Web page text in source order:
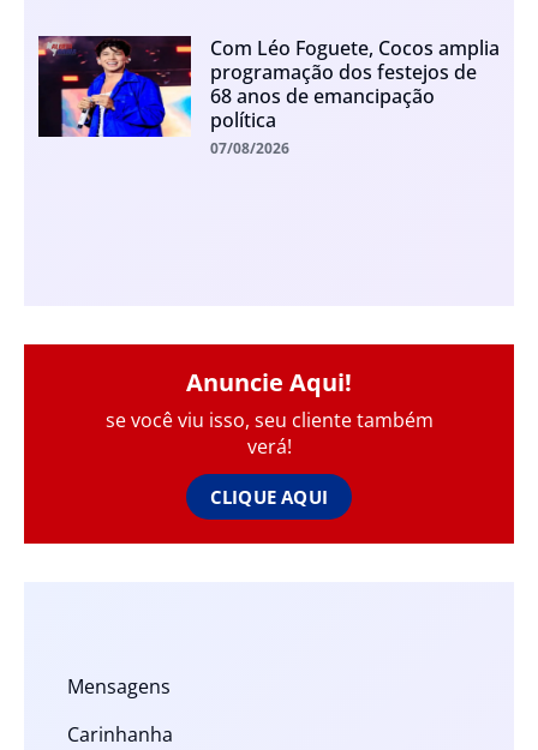
Com Léo Foguete, Cocos amplia
programação dos festejos de
68 anos de emancipação
política
07/08/2026
Anuncie Aqui!
se você viu isso, seu cliente também
verá!
CLIQUE AQUI
Mensagens
Carinhanha